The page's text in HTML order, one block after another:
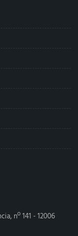
nº 141 - 12006